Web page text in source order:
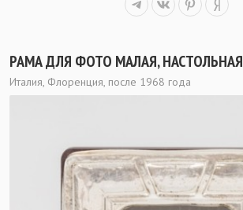
РАМА ДЛЯ ФОТО МАЛАЯ, НАСТОЛЬНАЯ
Италия, Флоренция, после 1968 года